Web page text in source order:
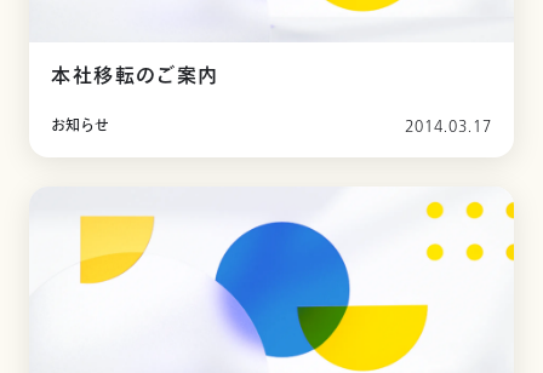
本社移転のご案内
お知らせ 2014.03.17